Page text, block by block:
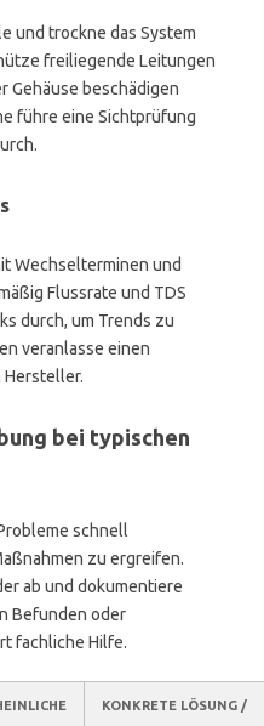
und trockne das System
freiliegende Leitungen
Gehäuse beschädigen
führe eine Sichtprüfung
Wechselterminen und
Flussrate und TDS
durch, um Trends zu
veranlasse einen
bei typischen
schnell
zu ergreifen.
ab und dokumentiere
Befunden oder
fachliche Hilfe.
KONKRETE LÖSUNG /